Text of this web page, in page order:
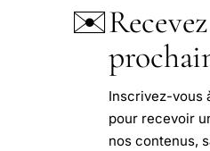
✉️
Inscrivez-vous
pour recevoir
nos contenus,